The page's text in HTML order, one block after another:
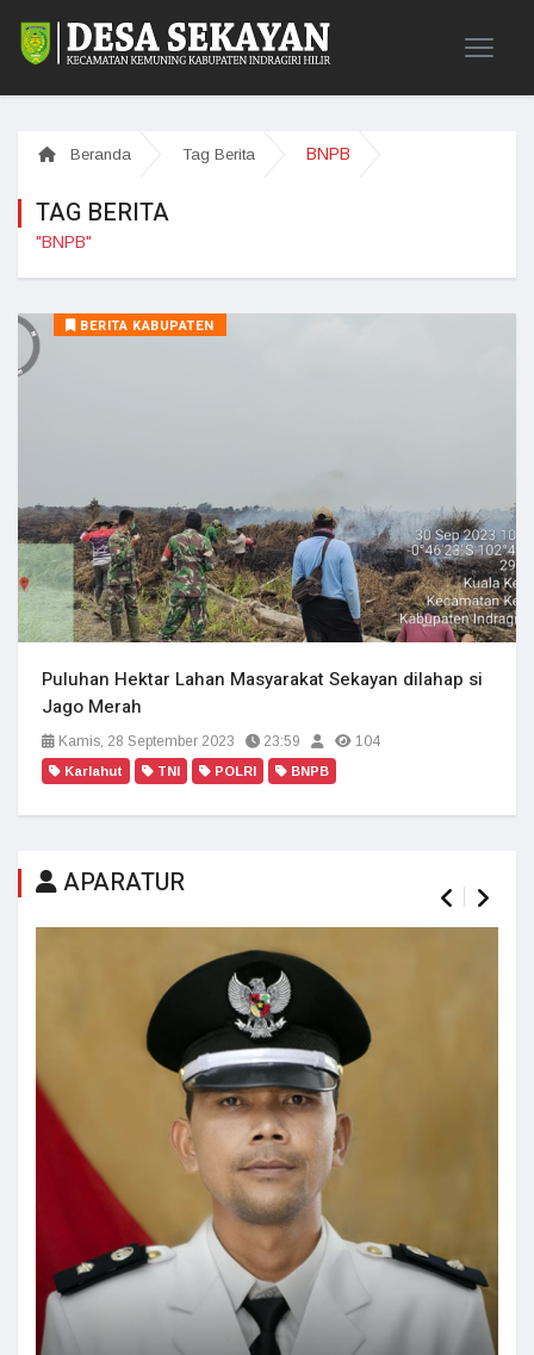
Beranda Tag Berita BNPB
TAG BERITA
"BNPB"
BERITA KABUPATEN
Puluhan Hektar Lahan Masyarakat Sekayan dilahap si
Jago Merah
Kamis, 28 September 2023 23:59 104
Karlahut TNI POLRI BNPB
APARATUR